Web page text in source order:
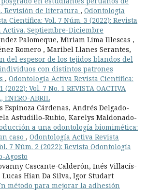
Revisión de literatura , Odontología
Científica: Vol. 7 Núm. 3 (2022): Revista
Activa. Septiembre-Diciembre
Palomeque, Miriam Lima Illescas ,
Romero , Maribel Llanes Serantes,
del espesor de los tejidos blandos del
con distintos patrones
, Odontología Activa Revista Científica:
(2022): Vol. 7 No. 1 REVISTA OACTIVA
ENERO-ABRIL
Espinoza Cárdenas, Andrés Delgado-
Astudillo-Rubio, Karelys Maldonado-
a una odontología biomimética:
caso , Odontología Activa Revista
7 Núm. 2 (2022): Revista Odontología
Agosto
Cascante-Calderón, Inés Villacís-
Hian Da Silva, Igor Studart
método para mejorar la adhesión